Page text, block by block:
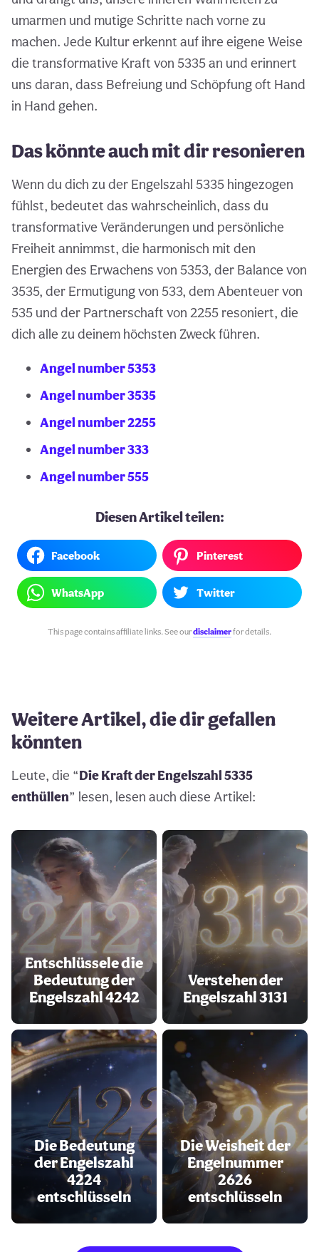
umarmen und mutige Schritte nach vorne zu
machen. Jede Kultur erkennt auf ihre eigene Weise
die transformative Kraft von 5335 an und erinnert
uns daran, dass Befreiung und Schöpfung oft Hand
in Hand gehen.
Das könnte auch mit dir resonieren
Wenn du dich zu der Engelszahl 5335 hingezogen
fühlst, bedeutet das wahrscheinlich, dass du
transformative Veränderungen und persönliche
Freiheit annimmst, die harmonisch mit den
Energien des Erwachens von 5353, der Balance von
3535, der Ermutigung von 533, dem Abenteuer von
535 und der Partnerschaft von 2255 resoniert, die
dich alle zu deinem höchsten Zweck führen.
Angel number 5353
Angel number 3535
Angel number 2255
Angel number 333
Angel number 555
Diesen Artikel teilen:
Facebook Pinterest
WhatsApp Twitter
This page contains affiliate links. See ourdisclaimerfor details.
Weitere Artikel, die dir gefallen
könnten
Leute, die “Die Kraft der Engelszahl 5335
enthüllen” lesen, lesen auch diese Artikel:
Entschlüssele die
Bedeutung der
Engelszahl 4242
Verstehen der
Engelszahl 3131
Die Bedeutung
der Engelszahl
4224
entschlüsseln
Die Weisheit der
Engelnummer
2626
entschlüsseln